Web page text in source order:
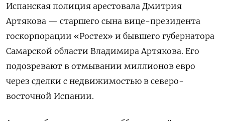
Испанская полиция арестовала Дмитрия
Артякова — старшего сына вице-президента
госкорпорации «Ростех» и бывшего губернатора
Самарской области Владимира Артякова. Его
подозревают в отмывании миллионов евро
через сделки с недвижимостью в северо-
восточной Испании.